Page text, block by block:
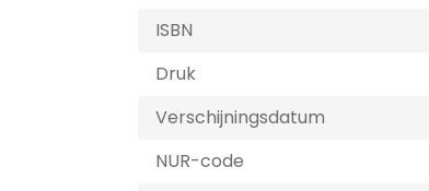
ISBN
Druk
Verschijningsdatum
NUR-code